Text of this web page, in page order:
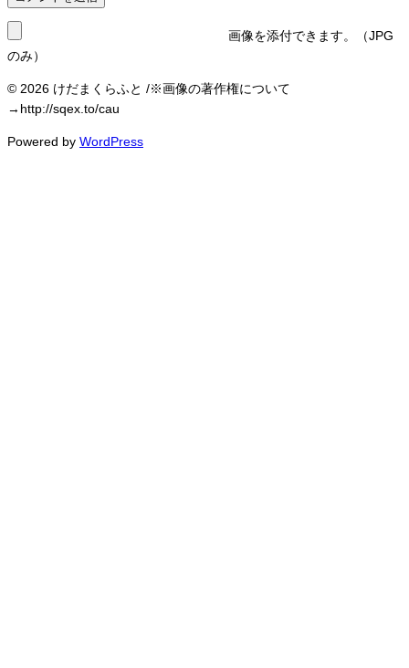
画像を添付できます。（JPG
のみ）
© 2026 けだまくらふと /※画像の著作権について
→http://sqex.to/cau
Powered by WordPress